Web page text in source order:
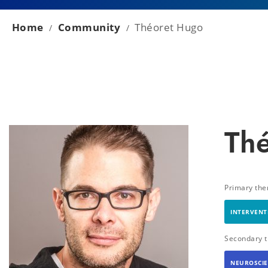
Home / Community / Théoret Hugo
Primary
Secondary